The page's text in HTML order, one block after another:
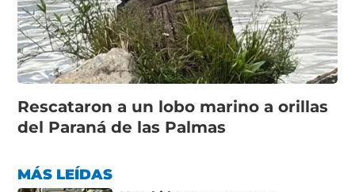
Rescataron a un lobo marino a orillas
del Paraná de las Palmas
MÁS LEÍDAS